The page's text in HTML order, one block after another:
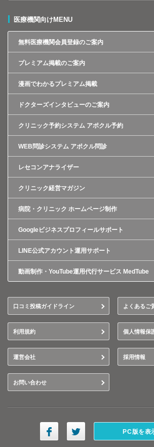
医療機関向けMENU
無料医療機関会員登録のご案内
プレミアム掲載のご案内
漫画でわかるプレミアム掲載
ドクターズインタビューのご案内
クリニック予約システム アポクル予約
WEB問診システム アポクル問診
レセコンアナライザー
クリニック経営マガジン
病院・クリニック ホームページ制作
Googleビジネスプロフィールサポート
LINE公式アカウント運用サポート
動画制作・YouTube運用代行サービス MedTube
口コミ投稿ガイドライン よくあるご
利用規約 個人情報保
運営会社 採用情報
お問い合わせ
PC版を表